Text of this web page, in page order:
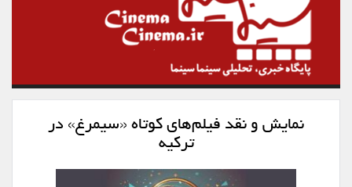
نمایش و نقد فیلم‌های کوتاه «سیمرغ» در
ترکیه